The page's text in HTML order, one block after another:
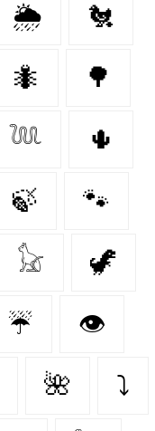
🌦️ 🐔
🐜 🌳
𓆙 🌵
🍃 🐾
𓃠 🦖
☔ 👁️
🌺 ⤵